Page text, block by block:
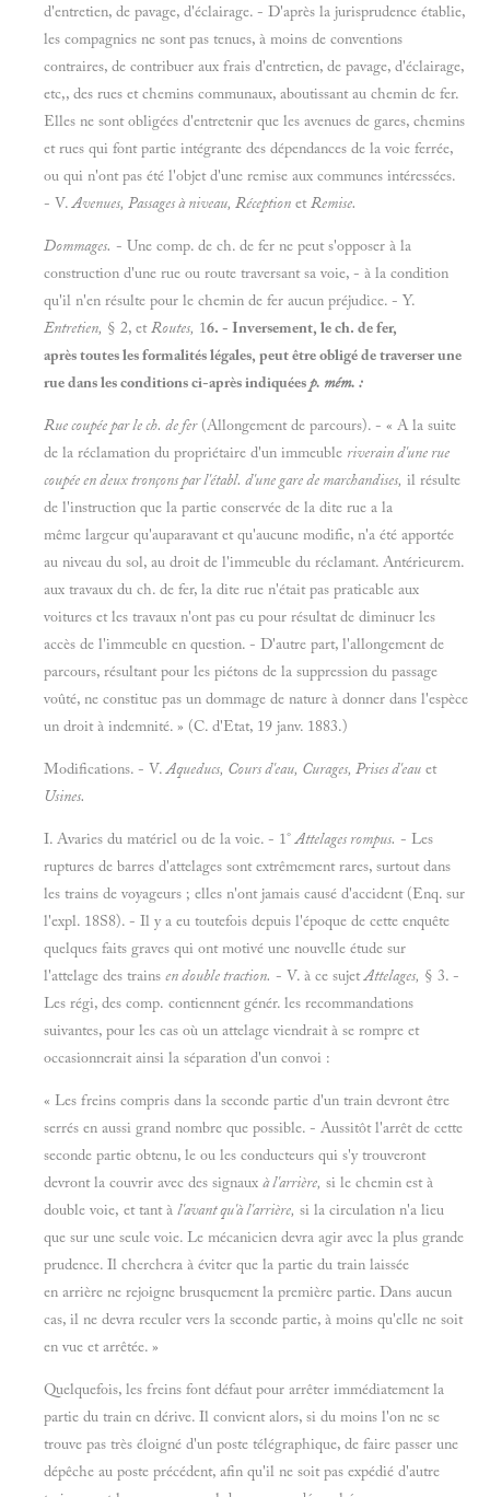
d'entretien, de pavage, d'éclairage. - D'après la jurisprudence établie,
les compagnies ne sont pas tenues, à moins de conventions
contraires, de contribuer aux frais d'entretien, de pavage, d'éclairage,
etc,, des rues et chemins communaux, aboutissant au chemin de fer.
Elles ne sont obligées d'entretenir que les avenues de gares, chemins
et rues qui font partie intégrante des dépendances de la voie ferrée,
ou qui n'ont pas été l'objet d'une remise aux communes intéressées.
- V.Avenues, Passages à niveau, Réception etRemise.
Dommages. - Une comp. de ch. de fer ne peut s'opposer à la
construction d'une rue ou route traversant sa voie, - à la condition
qu'il n'en résulte pour le chemin de fer aucun préjudice. - Y.
Entretien, § 2, etRoutes, 16. - Inversement, le ch. de fer,
après toutes les formalités légales, peut être obligé de traverser une
rue dans les conditions ci-après indiquées p. mém. :
Rue coupée par le ch. de fer(Allongement de parcours). - « A la suite
de la réclamation du propriétaire d'un immeuble riverain d'une rue
coupée en deux tronçons par l'établ. d'une gare de marchandises, il résulte
de l'instruction que la partie conservée de la dite rue a la
même largeur qu'auparavant et qu'aucune modifie, n'a été apportée
au niveau du sol, au droit de l'immeuble du réclamant. Antérieurem.
aux travaux du ch. de fer, la dite rue n'était pas praticable aux
voitures et les travaux n'ont pas eu pour résultat de diminuer les
accès de l'immeuble en question. - D'autre part, l'allongement de
parcours, résultant pour les piétons de la suppression du passage
voûté, ne constitue pas un dommage de nature à donner dans l'espèce
un droit à indemnité. » (C. d'Etat, 19 janv. 1883.)
Modifications. - V.Aqueducs, Cours d'eau, Curages, Prises d'eau et
Usines.
I. Avaries du matériel ou de la voie. - 1°Attelages rompus. - Les
ruptures de barres d'attelages sont extrêmement rares, surtout dans
les trains de voyageurs ; elles n'ont jamais causé d'accident (Enq. sur
l'expl. 18S8). - Il y a eu toutefois depuis l'époque de cette enquête
quelques faits graves qui ont motivé une nouvelle étude sur
l'attelage des trains en double traction. - V. à ce sujetAttelages, § 3. -
Les régi, des comp. contiennent génér. les recommandations
suivantes, pour les cas où un attelage viendrait à se rompre et
occasionnerait ainsi la séparation d'un convoi :
« Les freins compris dans la seconde partie d'un train devront être
serrés en aussi grand nombre que possible. - Aussitôt l'arrêt de cette
seconde partie obtenu, le ou les conducteurs qui s'y trouveront
devront la couvrir avec des signaux à l'arrière, si le chemin est à
double voie, et tant à l'avant qu'à l'arrière, si la circulation n'a lieu
que sur une seule voie. Le mécanicien devra agir avec la plus grande
prudence. Il cherchera à éviter que la partie du train laissée
en arrière ne rejoigne brusquement la première partie. Dans aucun
cas, il ne devra reculer vers la seconde partie, à moins qu'elle ne soit
en vue et arrêtée. »
Quelquefois, les freins font défaut pour arrêter immédiatement la
partie du train en dérive. Il convient alors, si du moins l'on ne se
trouve pas très éloigné d'un poste télégraphique, de faire passer une
dépêche au poste précédent, afin qu'il ne soit pas expédié d'autre